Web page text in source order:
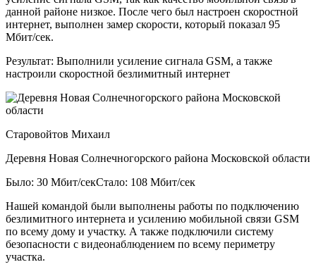
данной районе низкое. После чего был настроен скоростной
интернет, выполнен замер скорости, который показал 95
Мбит/сек.
Результат: Выполнили усиление сигнала GSM, а также
настроили скоростной безлимитный интернет
Старовойтов Михаил
Деревня Новая Солнечногорского района Московской области
Было: 30 Мбит/секСтало: 108 Мбит/сек
Нашей командой были выполнены работы по подключению
безлимитного интернета и усилению мобильной связи GSM
по всему дому и участку. А также подключили систему
безопасности с видеонаблюдением по всему периметру
участка.